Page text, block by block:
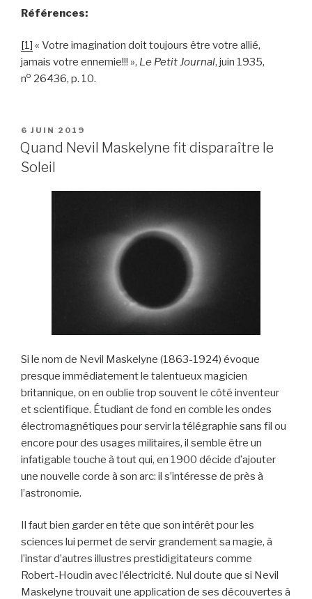
Références:
[1] « Votre imagination doit toujours être votre allié,
jamais votre ennemie!!! », Le Petit Journal, juin 1935,
no 26436, p. 10.
PUBLIÉ
LE
6 JUIN 2019
Quand Nevil Maskelyne fit disparaître le
Soleil
Si le nom de Nevil Maskelyne (1863-1924) évoque
presque immédiatement le talentueux magicien
britannique, on en oublie trop souvent le côté inventeur
et scientifique. Étudiant de fond en comble les ondes
électromagnétiques pour servir la télégraphie sans fil ou
encore pour des usages militaires, il semble être un
infatigable touche à tout qui, en 1900 décide d’ajouter
une nouvelle corde à son arc: il s’intéresse de près à
l’astronomie.
Il faut bien garder en tête que son intérêt pour les
sciences lui permet de servir grandement sa magie, à
l’instar d’autres illustres prestidigitateurs comme
Robert-Houdin avec l’électricité. Nul doute que si Nevil
Maskelyne trouvait une application de ses découvertes à